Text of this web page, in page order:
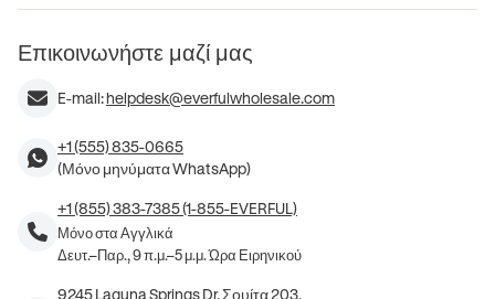
Επικοινωνήστε μαζί μας
E-mail:helpdesk@everfulwholesale.com
+1 (555) 835-0665
(Μόνο μηνύματα WhatsApp)
+1 (855) 383-7385 (1-855-EVERFUL)
Μόνο στα Αγγλικά
Δευτ.–Παρ., 9 π.μ.–5 μ.μ. Ώρα Ειρηνικού
9245 Laguna Springs Dr, Σουίτα 203,